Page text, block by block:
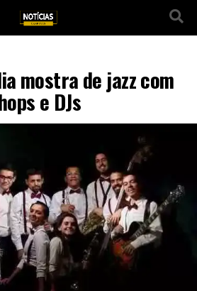
mostra de jazz com
e DJs